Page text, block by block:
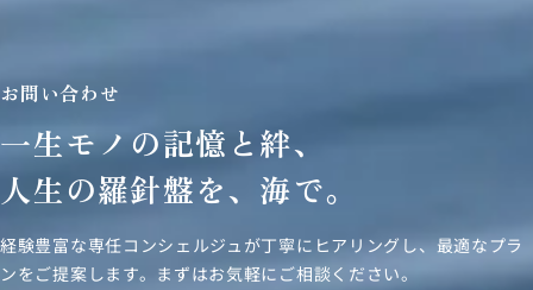
お問い合わせ
一生モノの記憶と絆、
人生の羅針盤を、海で。
経験豊富な専任コンシェルジュが丁寧にヒアリングし、 最適なプラ
ンをご提案します。まずはお気軽にご相談ください。